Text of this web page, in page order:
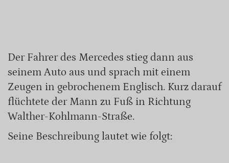
Der Fahrer des Mercedes stieg dann aus
seinem Auto aus und sprach mit einem
Zeugen in gebrochenem Englisch. Kurz darauf
flüchtete der Mann zu Fuß in Richtung
Walther-Kohlmann-Straße.
Seine Beschreibung lautet wie folgt: